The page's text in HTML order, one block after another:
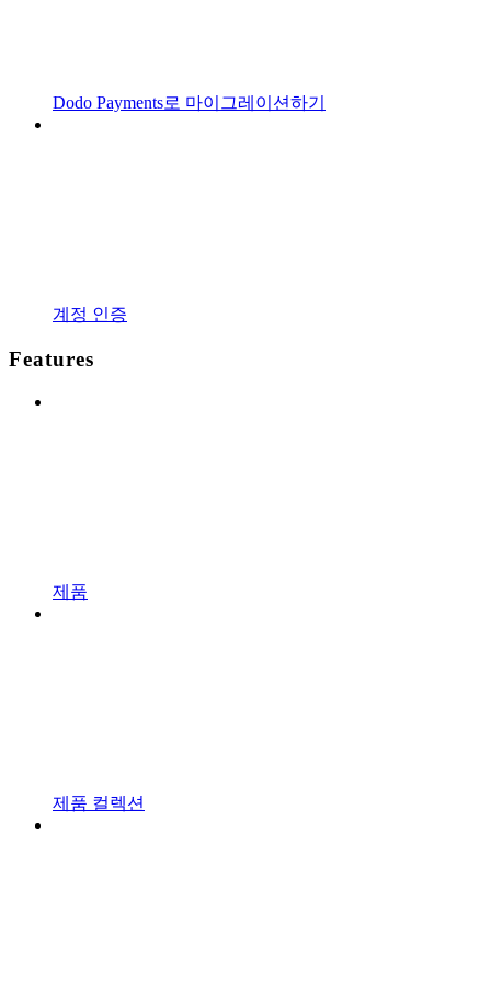
Dodo Payments로 마이그레이션하기
계정 인증
Features
제품
제품 컬렉션